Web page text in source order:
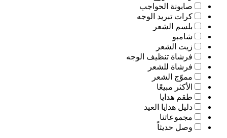
صابونة الحواجب
كرات تبريد الوجه
بلسم الشعر
شامبو
زيت الشعر
فرشاة تنظيف الوجه
فرشاة للشعر
مموّج الشعر
الأكثر مبيعًا
طقم هدايا
دليل هدايا العيد
مجموعاتنا
وصل حديثاً